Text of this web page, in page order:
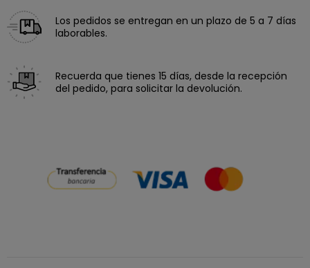
Los pedidos se entregan en un plazo de 5 a 7 días
laborables.
Recuerda que tienes 15 días, desde la recepción
del pedido, para solicitar la devolución.